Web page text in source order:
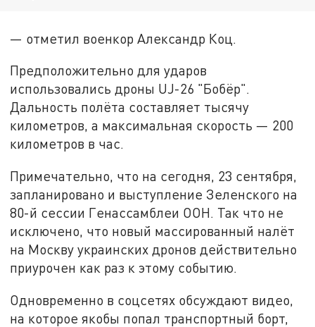
— отметил военкор Александр Коц.
Предположительно для ударов
использовались дроны UJ-26 "Бобёр".
Дальность полёта составляет тысячу
километров, а максимальная скорость — 200
километров в час.
Примечательно, что на сегодня, 23 сентября,
запланировано и выступление Зеленского на
80-й сессии Генассамблеи ООН. Так что не
исключено, что новый массированный налёт
на Москву украинских дронов действительно
приурочен как раз к этому событию.
Одновременно в соцсетях обсуждают видео,
на которое якобы попал транспортный борт,